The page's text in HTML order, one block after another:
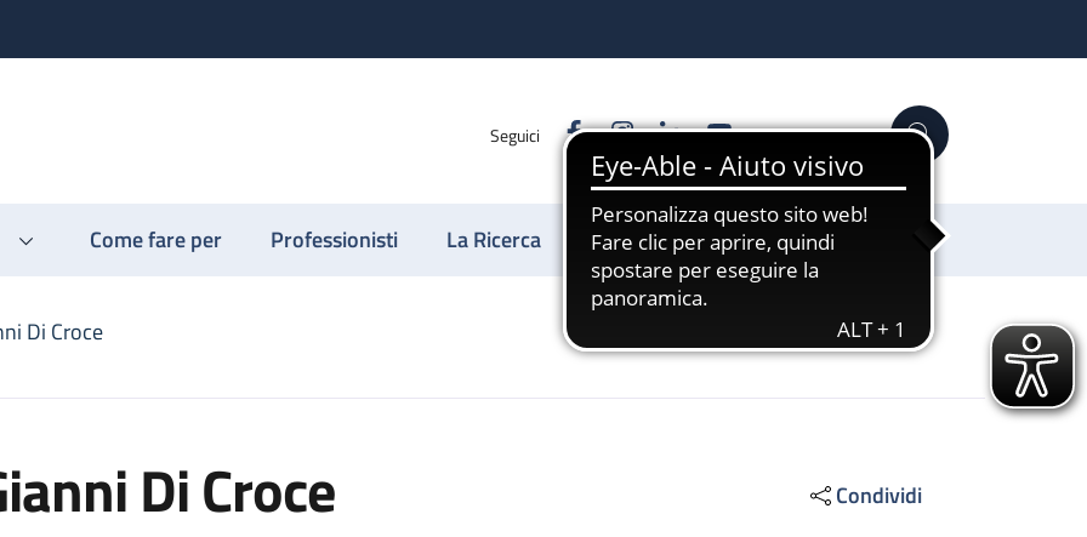
Seguici FacebookInstagram
LinkedinYouTube Cerca
Come fare per Professionisti La Ricerca Sostienici
Di Croce
Di Croce Condividi